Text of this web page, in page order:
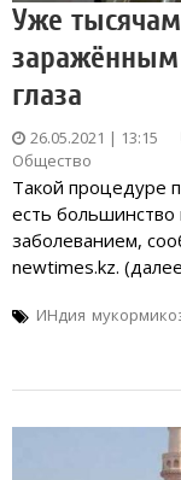
Уже
глаза
26.05.2021 | 13:15
Общество
Такой процедуре
есть
заболеванием,
newtimes.kz.
ИНдия